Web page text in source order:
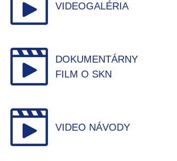
VIDEOGALÉRIA
DOKUMENTÁRNY
FILM O SKN
VIDEO NÁVODY